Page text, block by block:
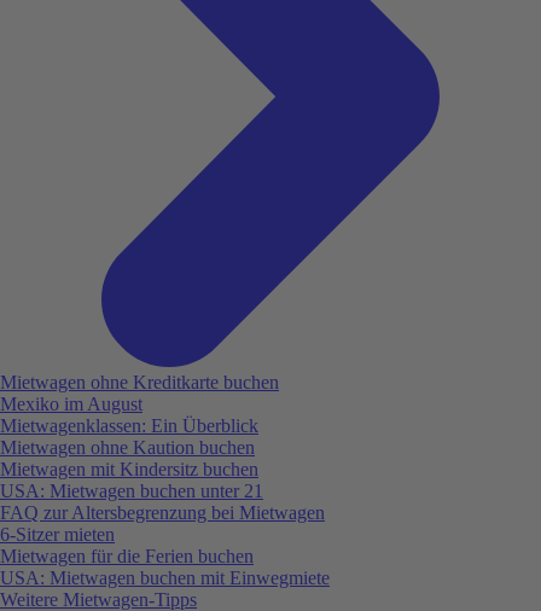
Mietwagen ohne Kreditkarte buchen
Mexiko im August
Mietwagenklassen: Ein Überblick
Mietwagen ohne Kaution buchen
Mietwagen mit Kindersitz buchen
USA: Mietwagen buchen unter 21
FAQ zur Altersbegrenzung bei Mietwagen
6-Sitzer mieten
Mietwagen für die Ferien buchen
USA: Mietwagen buchen mit Einwegmiete
Weitere Mietwagen-Tipps